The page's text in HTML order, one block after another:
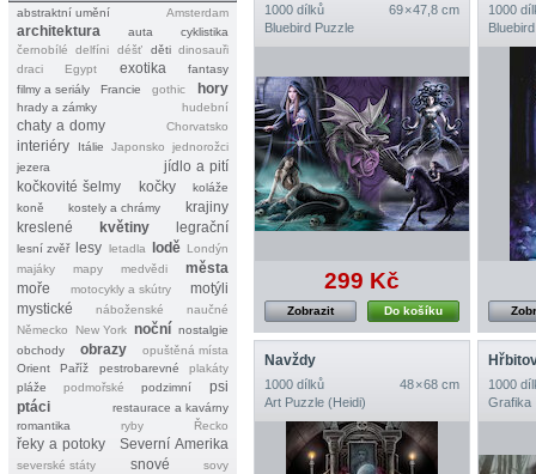
abstraktní umění Amsterdam
architektura auta
cyklistika
černobílé
delfíni déšť děti dinosauři
draci
Egypt exotika
fantasy
filmy a seriály
Francie gothic hory
hrady a zámky hudební
chaty a domy Chorvatsko
interiéry Itálie Japonsko
jednorožci
jezera
jídlo a pití
kočkovité šelmy
kočky
koláže
koně
kostely a chrámy
krajiny
kreslené
květiny legrační
lesní zvěř lesy letadla lodě Londýn
majáky
mapy medvědi
města
moře
motocykly a skútry
motýli
mystické
náboženské
naučné
Německo
New York noční nostalgie
obchody
obrazy
opuštěná místa
Orient
Paříž pestrobarevné
plakáty
pláže
podmořské podzimní
psi
ptáci
restaurace a kavárny
romantika
ryby Řecko
řeky a potoky Severní Amerika
severské státy snové
sovy
1000 dílků
69 × 47,8 cm
Bluebird Puzzle
299 Kč
Do košíku
Zobrazit
1000
Navždy
1000 dílků
48 × 68 cm
Art Puzzle (Heidi)
1000
Grafika